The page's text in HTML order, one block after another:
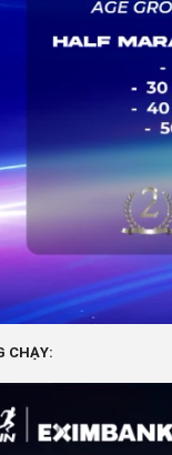
CHẠY: